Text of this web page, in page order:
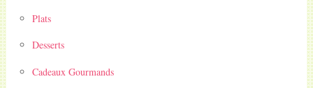
Plats
Desserts
Cadeaux Gourmands